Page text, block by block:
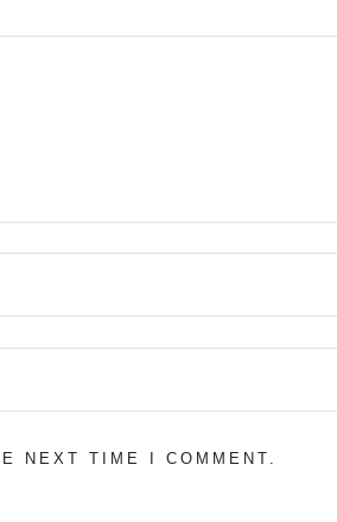
NEXT TIME I COMMENT.